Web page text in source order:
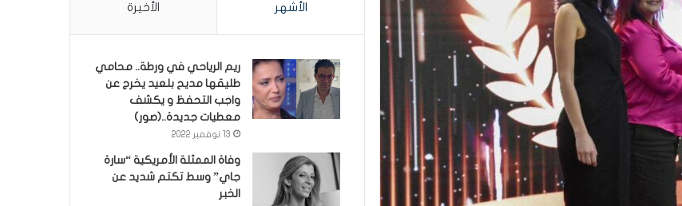
الأشهر الأخيرة
ريم الرياحي في ورطة.. محامي
طليقها مديح بلعيد يخرج عن
واجب التحفظ و يكشف
معطيات جديدة..(صور)
13 نوفمبر 2022
وفاة الممثلة الأمريكية “سارة
جاي” وسط تكتم شديد عن
الخبر